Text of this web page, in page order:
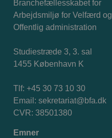
Branchefællesskabet for
Arbejdsmiljø for Velfærd og
Offentlig administration
Studiestræde 3, 3. sal
1455 København K
Tlf: +45 30 73 10 30
Email: sekretariat@bfa.dk
CVR: 38501380
Emner